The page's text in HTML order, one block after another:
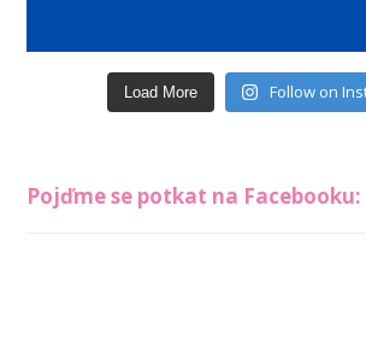
Load More Follow on
Pojďme se potkat na Facebooku: